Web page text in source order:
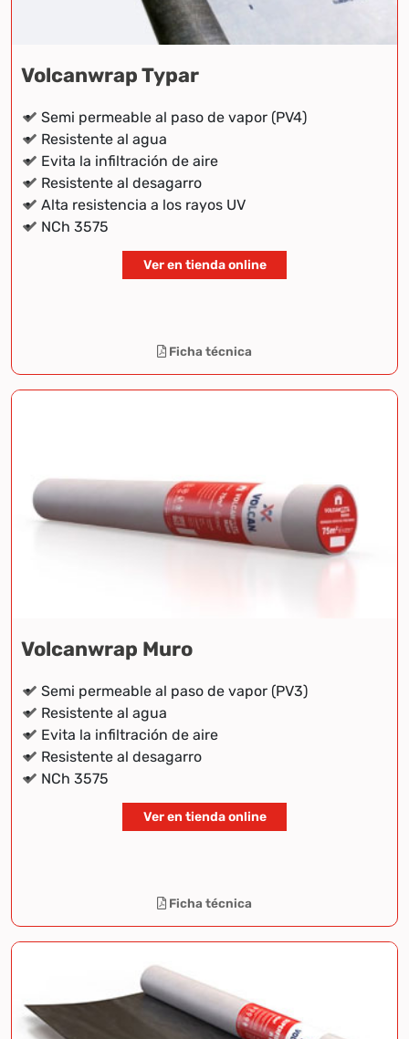
Volcanwrap Typar
Semi permeable al paso de vapor (PV4)
Resistente al agua
Evita la infiltración de aire
Resistente al desagarro
Alta resistencia a los rayos UV
NCh 3575
Ver en tienda online
Ficha técnica
Volcanwrap Muro
Semi permeable al paso de vapor (PV3)
Resistente al agua
Evita la infiltración de aire
Resistente al desagarro
NCh 3575
Ver en tienda online
Ficha técnica